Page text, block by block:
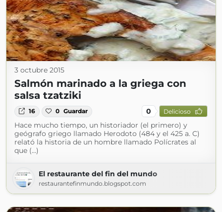
3 octubre 2015
Salmón marinado a la griega con
salsa tzatziki
16 0 Guardar 0 Delicioso
Hace mucho tiempo, un historiador (el primero) y
geógrafo griego llamado Herodoto (484 y el 425 a. C)
relató la historia de un hombre llamado Polícrates al
que (...)
El restaurante del fin del mundo
restaurantefinmundo.blogspot.com